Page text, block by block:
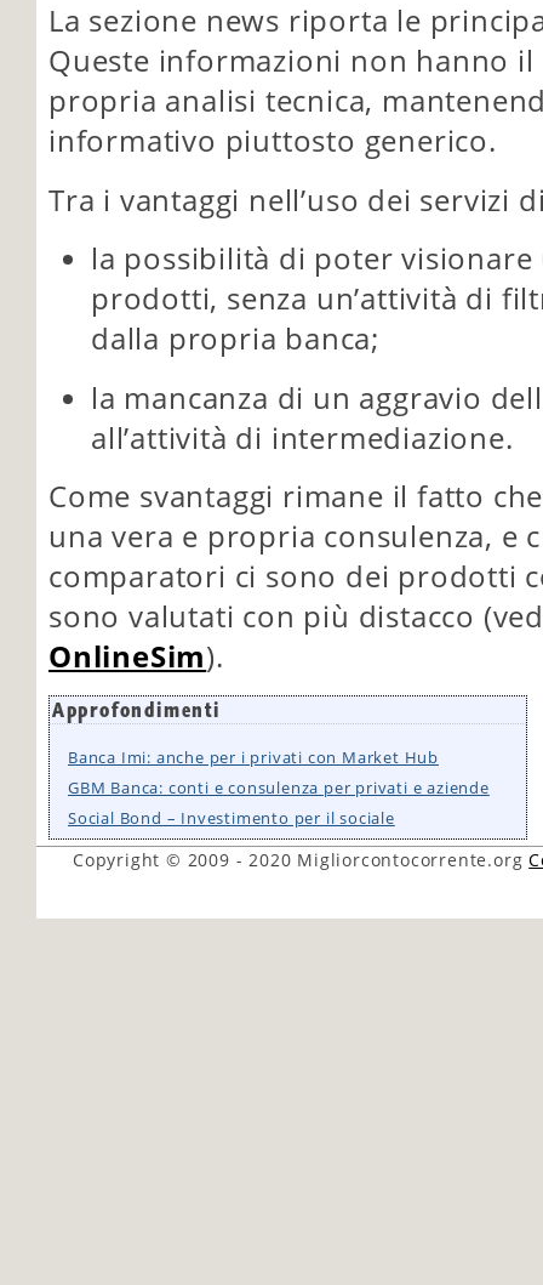
La sezione news riporta le
Queste informazioni non hanno il
propria analisi tecnica,
informativo piuttosto generico.
Tra i vantaggi nell’uso dei servizi
la possibilità di poter
prodotti, senza un’attività di
dalla propria banca;
la mancanza di un aggravio
all’attività di intermediazione.
Come svantaggi rimane il fatto
una vera e propria consulenza, e
comparatori ci sono dei prodotti
sono valutati con più distacco
OnlineSim).
Approfondimenti
Banca Imi: anche per i privati con Market Hub
GBM Banca: conti e consulenza per privati e aziende
Social Bond – Investimento per il sociale
Copyright © 2009 - 2020 Migliorcontocorrente.org